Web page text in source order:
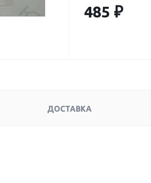
485 ₽
ДОСТАВКА